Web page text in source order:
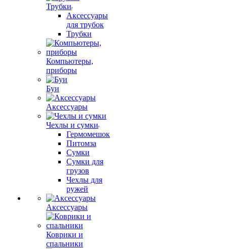
Трубки
Аксессуары
для трубок
Трубки
Компьютеры,
приборы
Буи
Аксессуары
Чехлы и сумки
Гермомешок
Питомза
Сумки
Сумки для
грузов
Чехлы для
ружей
Аксессуары
Коврики и
спальники